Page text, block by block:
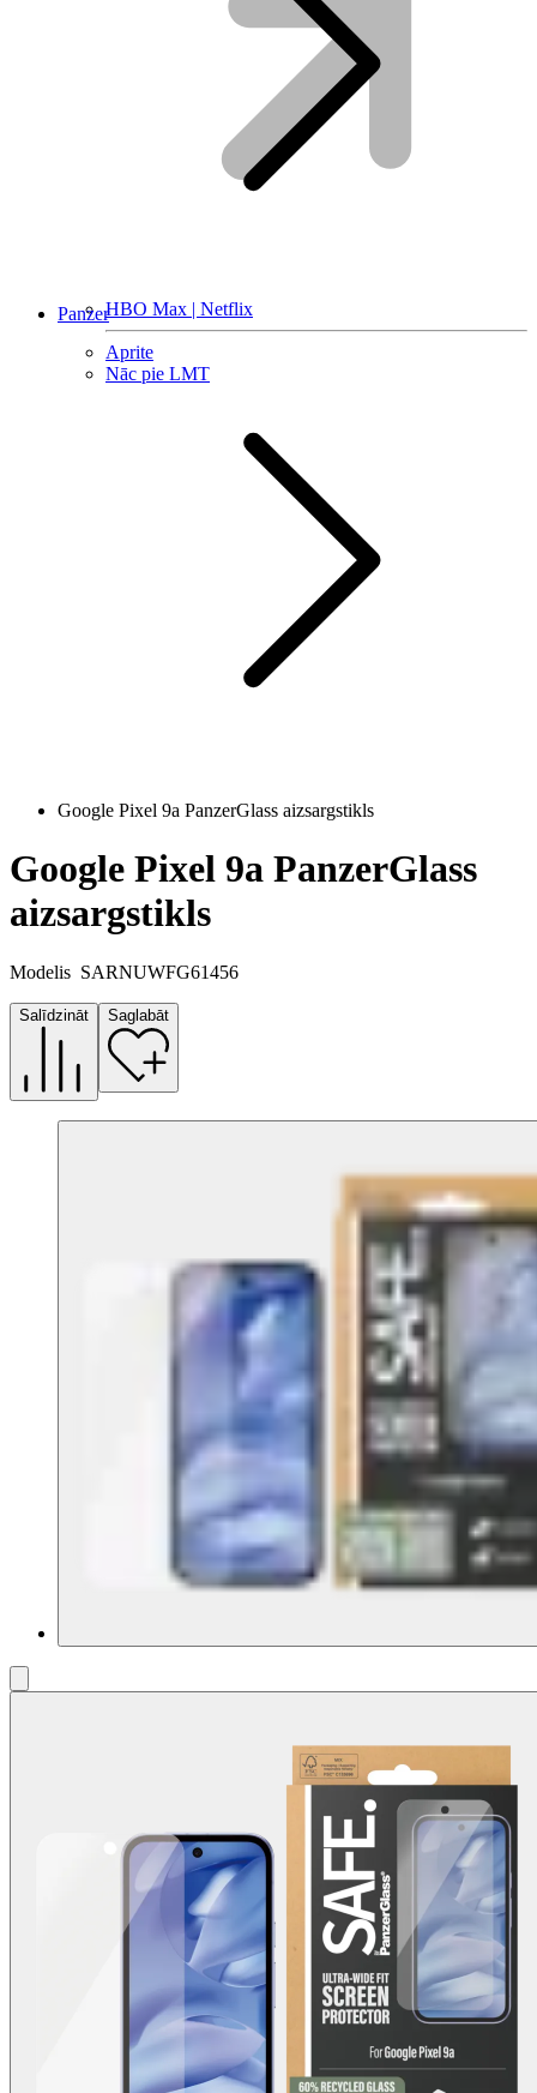
HBO Max | Netflix
Aprite
Nāc pie LMT
Panzer
Google Pixel 9a PanzerGlass aizsargstikls
Google Pixel 9a PanzerGlass
aizsargstikls
Modelis SARNUWFG61456
Salīdzināt Saglabāt